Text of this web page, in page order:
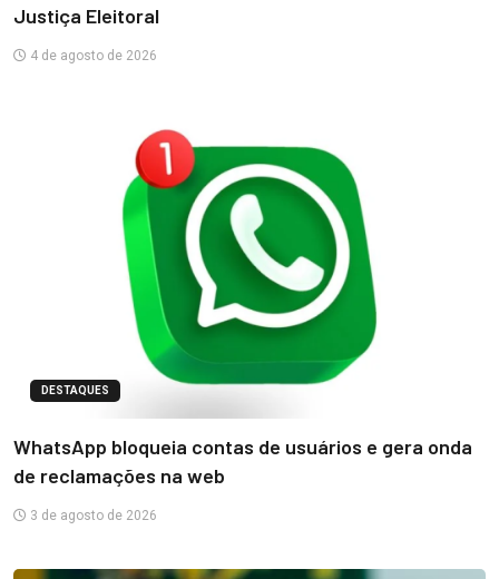
Justiça Eleitoral
4 de agosto de 2026
DESTAQUES
WhatsApp bloqueia contas de usuários e gera onda
de reclamações na web
3 de agosto de 2026